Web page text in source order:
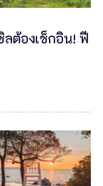
ลต้องเช็กอิน! ฟี